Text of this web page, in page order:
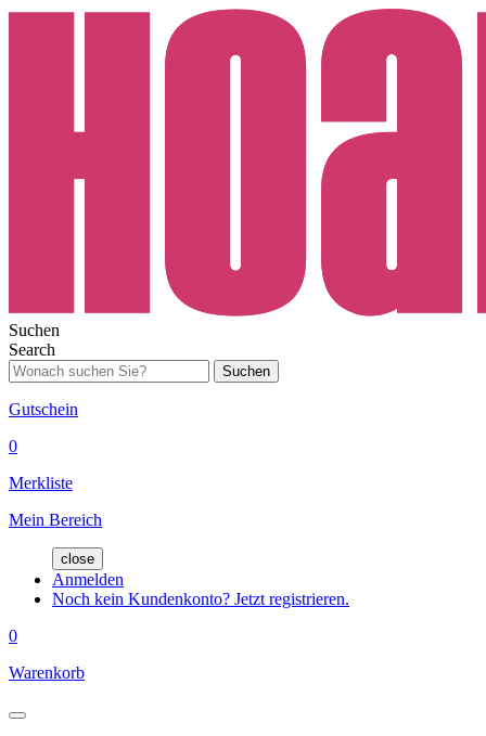
Suchen
Search
Suchen
Gutschein
0
Merkliste
Mein Bereich
close
Anmelden
Noch kein Kundenkonto? Jetzt registrieren.
0
Warenkorb